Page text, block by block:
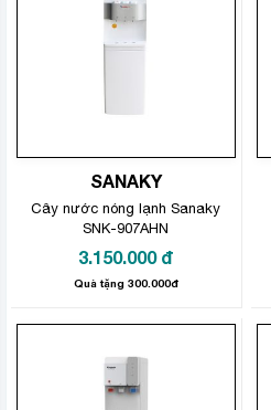
SANAKY
Cây nước nóng lạnh Sanaky
SNK-907AHN
3.150.000 đ
Quà tặng 300.000đ